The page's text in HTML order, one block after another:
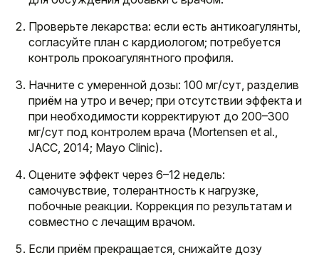
Проверьте лекарства: если есть антикоагулянты,
согласуйте план с кардиологом; потребуется
контроль прокоагулянтного профиля.
Начните с умеренной дозы: 100 мг/сут, разделив
приём на утро и вечер; при отсутствии эффекта и
при необходимости корректируют до 200–300
мг/сут под контролем врача (Mortensen et al.,
JACC, 2014; Mayo Clinic).
Оцените эффект через 6–12 недель:
самочувствие, толерантность к нагрузке,
побочные реакции. Коррекция по результатам и
совместно с лечащим врачом.
Если приём прекращается, снижайте дозу